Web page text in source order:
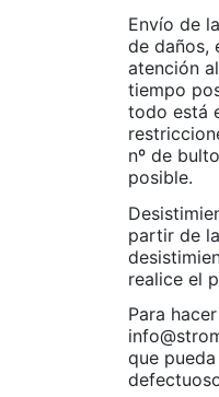
Envío de
de daños,
atención
tiempo
todo está
nº de
posible.
partir de
realice el
Para
que